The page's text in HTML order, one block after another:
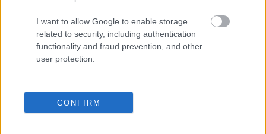
I want to allow Google to enable storage
related to security, including authentication
functionality and fraud prevention, and other
user protection.
CONFIRM